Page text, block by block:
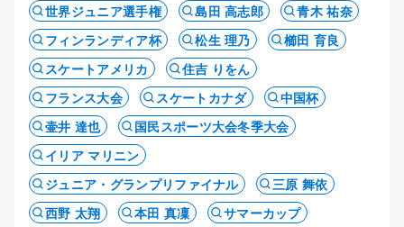
世界ジュニア選手権
島田 高志郎
青木 祐奈
フィンランディア杯
松生 理乃
櫛田 育良
スケートアメリカ
住吉 りをん
フランス大会
スケートカナダ
中国杯
壷井 達也
国民スポーツ大会冬季大会
イリア マリニン
ジュニア・グランプリファイナル
三原 舞依
西野 太翔
本田 真凜
サマーカップ